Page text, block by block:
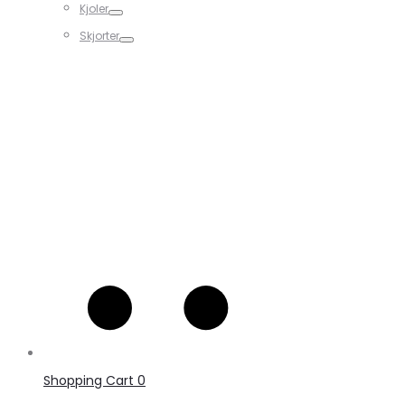
Kjoler
Skjorter
Shopping Cart 0